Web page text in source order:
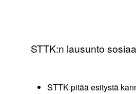
STTK:n lausunto
STTK pitää esitystä